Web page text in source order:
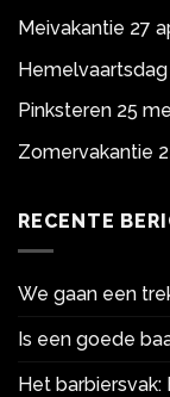
Meivakantie 27
Pinksteren 25
Zomervakantie
RECENTE
We gaan een
Is een goede
Het